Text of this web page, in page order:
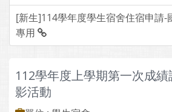
[新生]114學年度學生宿舍住宿申請-
專用
112學年度上學期第一次成
影活動